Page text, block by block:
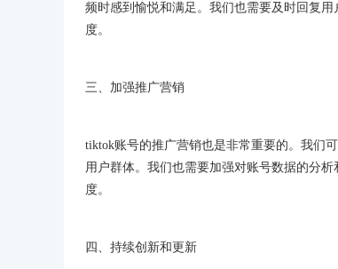
频时感到愉悦和满足。我们也需要及时回复
度。
三、加强推广营销
tiktok账号的推广营销也是非常重要的。我们
用户群体。我们也需要加强对账号数据的分
度。
四、持续创新和更新